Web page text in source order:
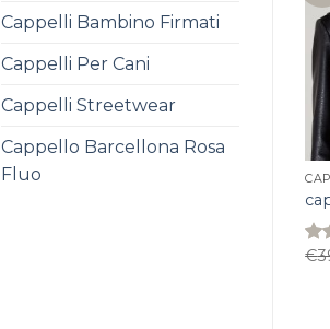
Cappelli Bambino Firmati
Cappelli Per Cani
Cappelli Streetwear
Cappello Barcellona Rosa
Fluo
€